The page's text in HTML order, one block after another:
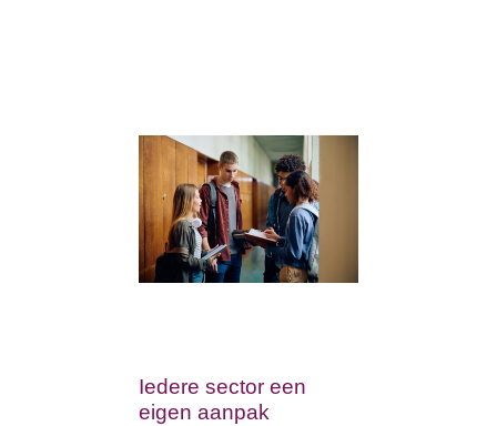
Iedere sector een
eigen aanpak